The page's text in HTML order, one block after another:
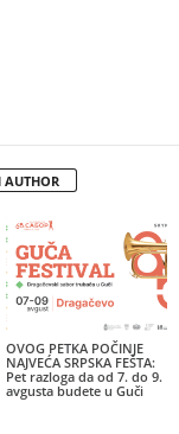
AUTHOR
OVOG PETKA POČINJE
NAJVEĆA SRPSKA FEŠTA:
Pet razloga da od 7. do 9.
avgusta budete u Guči